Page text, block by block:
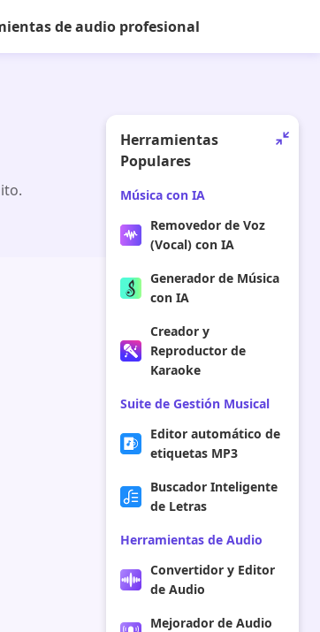
de audio profesional
Herramientas
Populares
Música con IA
Removedor de Voz
(Vocal) con IA
Generador de Música
con IA
Creador y
Reproductor de
Karaoke
Suite de Gestión Musical
Editor automático de
etiquetas MP3
Buscador Inteligente
de Letras
Herramientas de Audio
Convertidor y Editor
de Audio
Mejorador de Audio